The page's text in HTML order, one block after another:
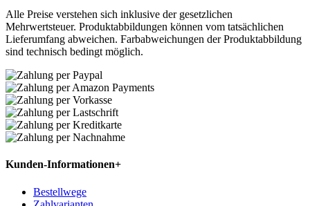
Alle Preise verstehen sich inklusive der gesetzlichen
Mehrwertsteuer. Produktabbildungen können vom tatsächlichen
Lieferumfang abweichen. Farbabweichungen der Produktabbildung
sind technisch bedingt möglich.
Kunden-Informationen+
Bestellwege